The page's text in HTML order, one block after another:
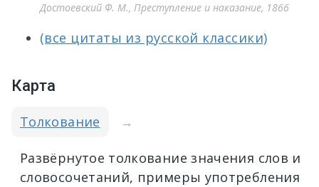
Достоевский Ф. М., Преступление и наказание, 1866
(все цитаты из русской классики)
Карта
Толкование →
Развёрнутое толкование значения слов и
словосочетаний, примеры употребления